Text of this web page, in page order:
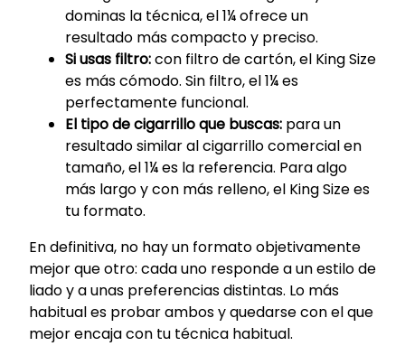
dominas la técnica, el 1¼ ofrece un
resultado más compacto y preciso.
Si usas filtro:con filtro de cartón, el King Size
es más cómodo. Sin filtro, el 1¼ es
perfectamente funcional.
El tipo de cigarrillo que buscas: para un
resultado similar al cigarrillo comercial en
tamaño, el 1¼ es la referencia. Para algo
más largo y con más relleno, el King Size es
tu formato.
En definitiva, no hay un formato objetivamente
mejor que otro: cada uno responde a un estilo de
liado y a unas preferencias distintas. Lo más
habitual es probar ambos y quedarse con el que
mejor encaja con tu técnica habitual.